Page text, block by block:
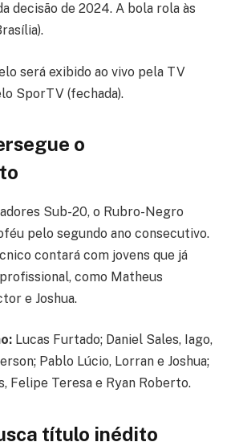
decisão de 2024. A bola rola às
será exibido ao vivo pela TV
SporTV (fechada).
o
Sub-20, o Rubro-Negro
pelo segundo ano consecutivo.
contará com jovens que já
como Matheus
e Joshua.
Lucas Furtado; Daniel Sales, Iago,
Pablo Lúcio, Lorran e Joshua;
Felipe Teresa e Ryan Roberto.
título inédito